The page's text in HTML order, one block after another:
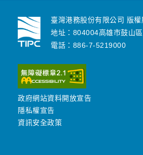
臺灣港務股份有限公司 版權
地址：804004高雄市鼓山
電話：886-7-5219000
政府網站資料開放宣告
隱私權宣告
資訊安全政策